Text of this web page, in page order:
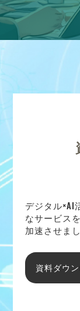
デジタル×AI
なサービス
加速させまし
資料ダウ